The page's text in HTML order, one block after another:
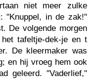
niet meer zulke
"Knuppel, in de zak!"
De volgende morgen
tafeltje-dek-je en t
De kleermaker was
en hij vroeg hem ook
geleerd. "Vaderlief,"